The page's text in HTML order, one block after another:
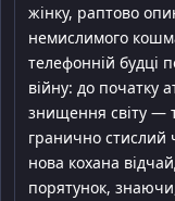
жінку, раптово
немислимого
телефонній будці
війну: до початку
знищення світу —
гранично стислий
нова кохана
порятунок,